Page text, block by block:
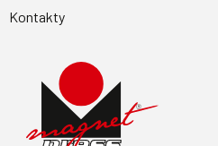
Kontakty